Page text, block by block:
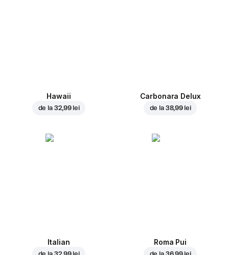
Hawaii
de la 32,99 lei
Carbonara Delux
de la 38,99 lei
Italian Roma Pui